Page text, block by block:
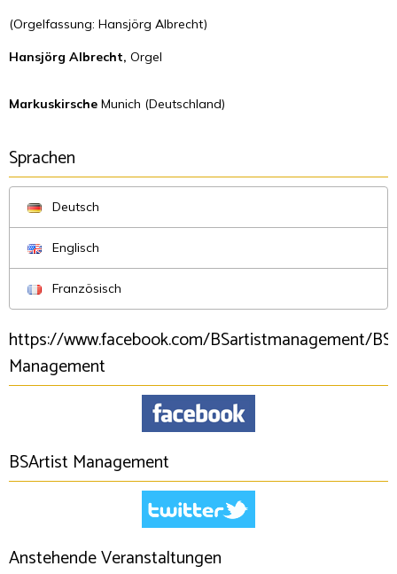
(Orgelfassung: Hansjörg Albrecht)
Hansjörg Albrecht, Orgel
Markuskirsche Munich (Deutschland)
Sprachen
Deutsch
Englisch
Französisch
https://www.facebook.com/BSartistmanagement/
Management
BSArtist Management
Anstehende Veranstaltungen